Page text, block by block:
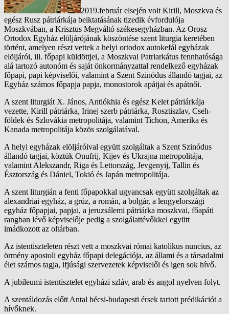
2019.február elsején volt Kirill, Moszkva és
egész Rusz pátriárkája beiktatásának tizedik évfordulója
Moszkvában, a Krisztus Megváltó székesegyházban. Az Orosz
Ortodox Egyház elöljárójának köszöntése szent liturgia keretében
történt, amelyen részt vettek a helyi ortodox autokefál egyházak
elöljárói, ill. főpapi küldöttjei, a Moszkvai Patriarkátus fennhatósága
alá tartozó autonóm és saját önkormányzattal rendelkező egyházak
főpapi, papi képviselői, valamint a Szent Szinódus állandó tagjai, az
Egyház számos főpapja papja, monostorok apátjai és apátnői.
A szent liturgiát X. János, Antiókhia és egész Kelet pátriárkája
vezette, Kirill pátriárka, Irinej szerb pátriárka, Rosztiszlav, Cseh-
földek és Szlovákia metropolitája, valamint Tichon, Amerika és
Kanada metropolitája közös szolgálatával.
A helyi egyházak elöljáróival együtt szolgáltak a Szent Szinódus
állandó tagjai, köztük Onufrij, Kijev és Ukrajna metropolitája,
valamint Alekszandr, Riga és Lettország, Jevgenyij, Tallin és
Észtország és Dániel, Tokió és Japán metropolitája.
A szent liturgián a fenti főpapokkal ugyancsak együtt szolgáltak az
alexandriai egyház, a grúz, a román, a bolgár, a lengyelországi
egyház főpapjai, papjai, a jeruzsálemi pátriárka moszkvai, főapáti
rangban lévő képviselője pedig a szolgálattévőkkel együtt
imádkozott az oltárban.
Az istentiszteleten részt vett a moszkvai római katolikus nuncius, az
örmény apostoli egyház főpapi delegációja, az állami és a társadalmi
élet számos tagja, ifjúsági szervezetek képviselői és igen sok hívő.
A jubileumi istentisztelet egyházi szláv, arab és angol nyelven folyt.
A szentáldozás előtt Antal bécsi-budapesti érsek tartott prédikációt a
hívőknek.